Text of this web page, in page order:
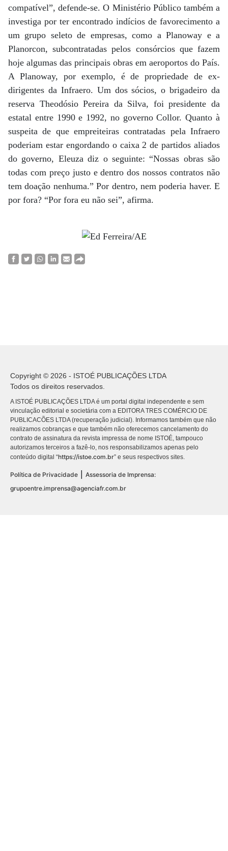
compatível”, defende-se. O Ministério Público também a
investiga por ter encontrado indícios de favorecimento a
um grupo seleto de empresas, como a Planoway e a
Planorcon, subcontratadas pelos consórcios que fazem
hoje algumas das principais obras em aeroportos do País.
A Planoway, por exemplo, é de propriedade de ex-
dirigentes da Infraero. Um dos sócios, o brigadeiro da
reserva Theodósio Pereira da Silva, foi presidente da
estatal entre 1990 e 1992, no governo Collor. Quanto à
suspeita de que empreiteiras contratadas pela Infraero
poderiam estar engordando o caixa 2 de partidos aliados
do governo, Eleuza diz o seguinte: “Nossas obras são
todas com preço justo e dentro dos nossos contratos não
tem doação nenhuma.” Por dentro, nem poderia haver. E
por fora? “Por fora eu não sei”, afirma.
Copyright © 2026 - ISTOÉ PUBLICAÇÕES LTDA
Todos os direitos reservados.
A ISTOÉ PUBLICAÇÕES LTDA é um portal digital independente e sem
vinculação editorial e societária com a EDITORA TRES COMÉRCIO DE
PUBLICACÕES LTDA (recuperação judicial). Informamos também que não
realizamos cobranças e que também não oferecemos cancelamento do
contrato de assinatura da revista impressa de nome ISTOÉ, tampouco
autorizamos terceiros a fazê-lo, nos responsabilizamos apenas pelo
conteúdo digital “https://istoe.com.br” e seus respectivos sites.
Política de Privacidade | Assessoria de Imprensa:
grupoentre.imprensa@agenciafr.com.br